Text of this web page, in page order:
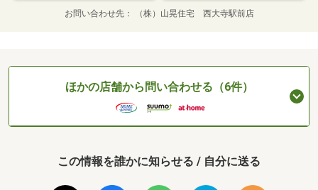
お問い合わせ先 （株）山晃住宅 西大寺駅前店
ほかの店舗から問い合わせる（6件）
この情報を誰かに知らせる / 自分に送る